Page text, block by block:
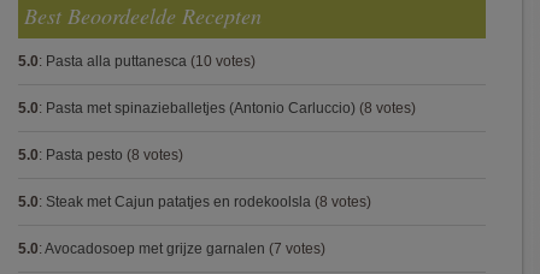
Best Beoordeelde Recepten
5.0: Pasta alla puttanesca (10 votes)
5.0: Pasta met spinazieballetjes (Antonio Carluccio) (8 votes)
5.0: Pasta pesto (8 votes)
5.0: Steak met Cajun patatjes en rodekoolsla (8 votes)
5.0: Avocadosoep met grijze garnalen (7 votes)